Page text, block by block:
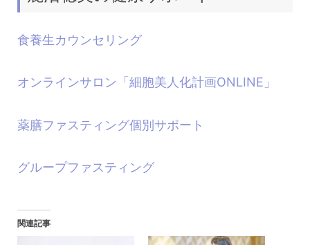
食養生カウンセリング
オンラインサロン「細胞美人化計画ONLINE」
薬膳ファスティング個別サポート
グループファスティング
関連記事